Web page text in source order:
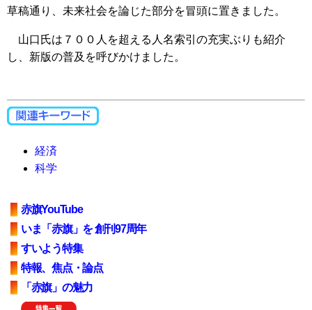
草稿通り、未来社会を論じた部分を冒頭に置きました。
山口氏は７００人を超える人名索引の充実ぶりも紹介
し、新版の普及を呼びかけました。
経済
科学
赤旗YouTube
いま「赤旗」を 創刊97周年
すいよう特集
特報、焦点・論点
「赤旗」の魅力